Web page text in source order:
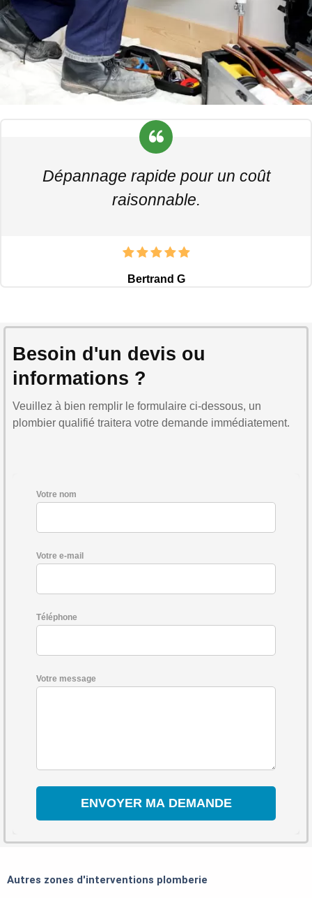
Dépannage rapide pour un coût
raisonnable.
Bertrand G
Besoin d'un devis ou
informations ?
Veuillez à bien remplir le formulaire ci-dessous, un
plombier qualifié traitera votre demande immédiatement.
Votre nom
Votre e-mail
Téléphone
Votre message
Autres zones d'interventions plomberie